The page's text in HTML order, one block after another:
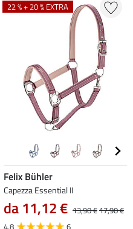
22 % + 20 % EXTRA
Felix Bühler
Capezza Essential II
da 11,12 € 13,90 €17,90 €